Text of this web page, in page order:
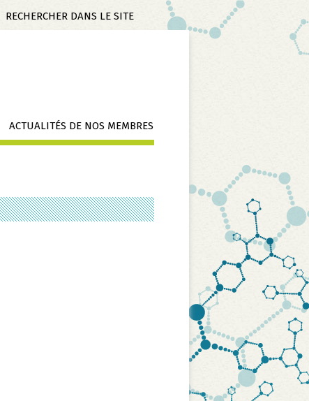
Mots-
ACTUALITÉS DE NOS MEMBRES